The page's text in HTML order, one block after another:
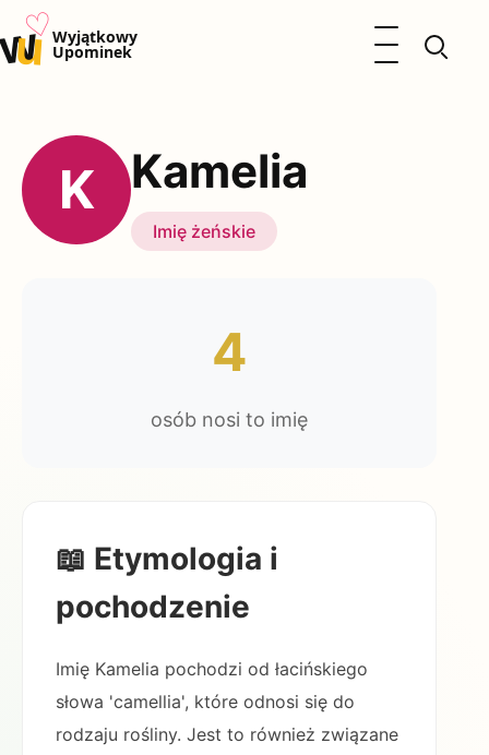
u♡Wyjątkowy
Upominek
Otwórz menu
Kalendarz Imienin
Kobieta
Okazje
Katalog prezentów
K Kamelia
Imię żeńskie
4
osób nosi to imię
📖 Etymologia i
pochodzenie
Imię Kamelia pochodzi od łacińskiego
słowa 'camellia', które odnosi się do
rodzaju rośliny. Jest to również związane